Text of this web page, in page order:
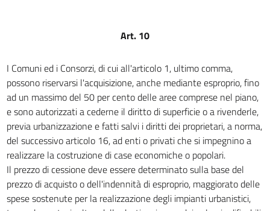
Art. 10
I Comuni ed i Consorzi, di cui all'articolo 1, ultimo comma,
possono riservarsi l'acquisizione, anche mediante esproprio, fino
ad un massimo del 50 per cento delle aree comprese nel piano,
e sono autorizzati a cederne il diritto di superficie o a rivenderle,
previa urbanizzazione e fatti salvi i diritti dei proprietari, a norma,
del successivo articolo 16, ad enti o privati che si impegnino a
realizzare la costruzione di case economiche o popolari.
Il prezzo di cessione deve essere determinato sulla base del
prezzo di acquisto o dell'indennità di esproprio, maggiorato delle
spese sostenute per la realizzazione degli impianti urbanistici,